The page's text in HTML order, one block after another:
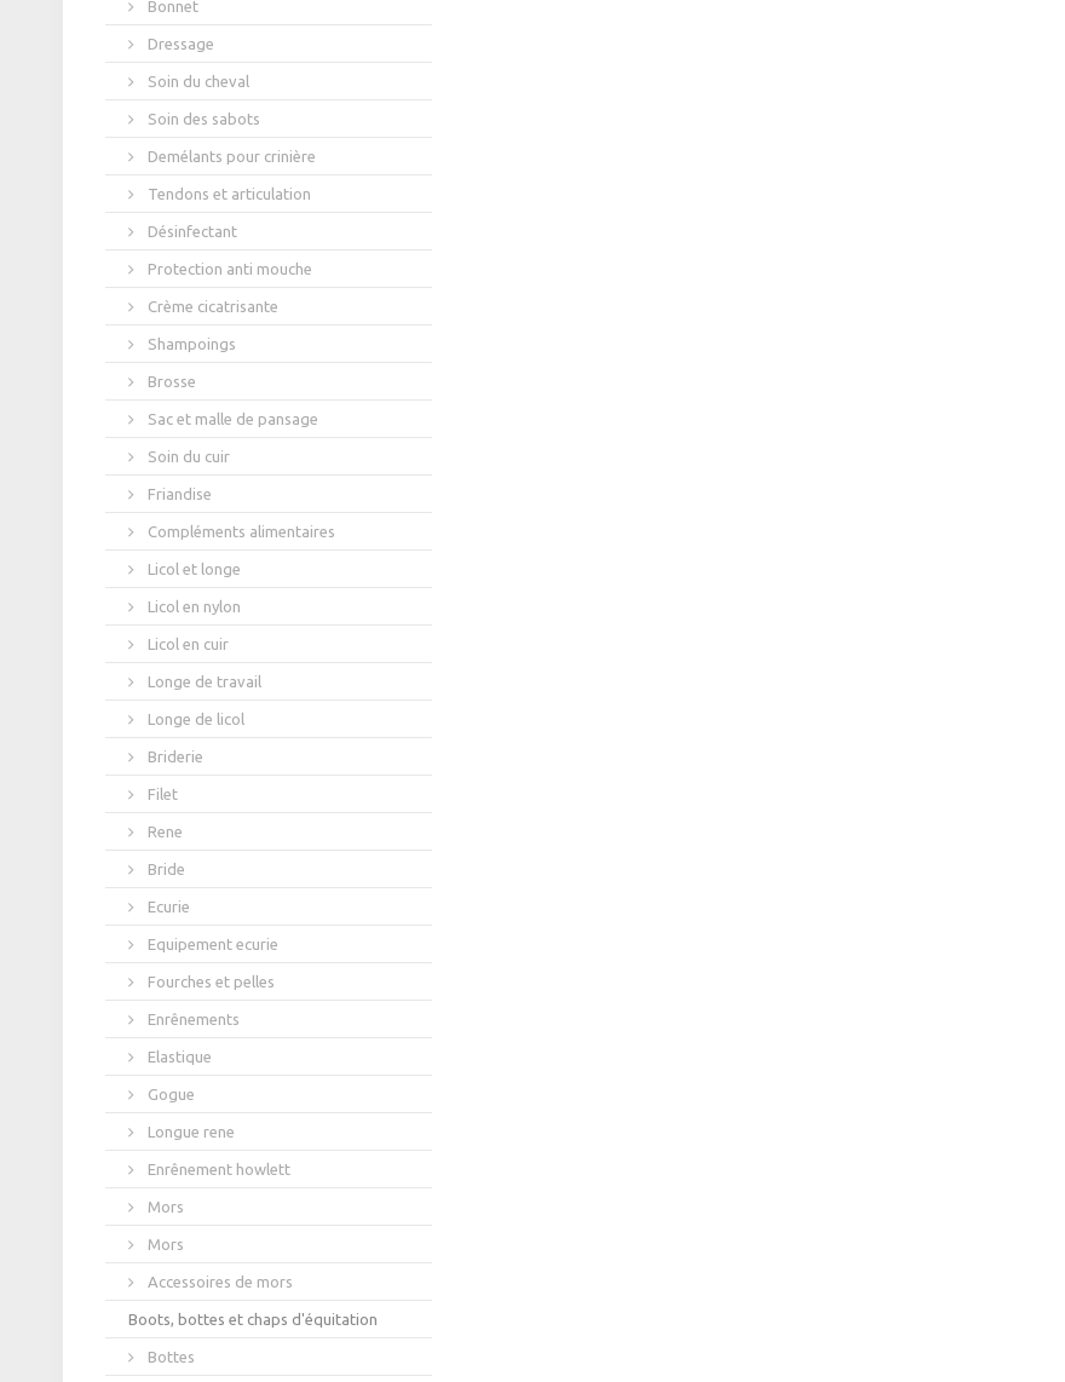
Bonnet
Dressage
Soin du cheval
Soin des sabots
Demélants pour crinière
Tendons et articulation
Désinfectant
Protection anti mouche
Crème cicatrisante
Shampoings
Brosse
Sac et malle de pansage
Soin du cuir
Friandise
Compléments alimentaires
Licol et longe
Licol en nylon
Licol en cuir
Longe de travail
Longe de licol
Briderie
Filet
Rene
Bride
Ecurie
Equipement ecurie
Fourches et pelles
Enrênements
Elastique
Gogue
Longue rene
Enrênement howlett
Mors
Mors
Accessoires de mors
Boots, bottes et chaps d'équitation
Bottes